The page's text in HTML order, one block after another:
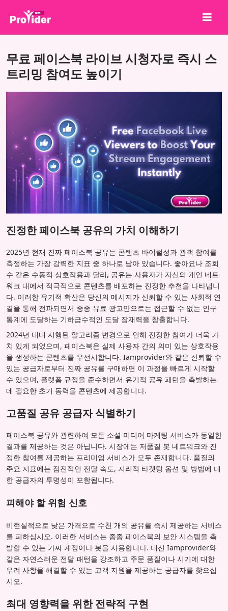
회사 소개
이용약관
블로그
무료 페이스북 라이브 시청자로 즉시 스
트리밍 참여도 높이기
진정한 페이스북 공유의 가치 이해하기
2025년 현재 진짜 페이스북 공유는 콘텐츠 바이럴성과 관객 참여를
측정하는 가장 강력한 지표 중 하나로 남아 있습니다. 좋아요나 조회
수 같은 수동적 상호작용과 달리, 공유는 사용자가 자신의 개인 네트
워크 내에서 적극적으로 콘텐츠를 배포하는 진정한 추천을 나타냅니
다. 이러한 유기적 확산은 당신의 메시지가 신뢰할 수 있는 사회적 연
결을 통해 전파되면서 종종 유료 광고만으로는 접근할 수 없는 인구
통계에 도달하는 기하급수적인 도달 잠재력을 창출합니다.
2024년 내내 시행된 알고리즘 변경으로 인해 진정한 참여가 더욱 가
치 있게 되었으며, 페이스북은 실제 사용자 간의 의미 있는 상호작용
을 생성하는 콘텐츠를 우선시합니다. Iamprovider와 같은 신뢰할 수
있는 공급자로부터 진짜 공유를 구매하면 이 과정을 빠르게 시작할
수 있으며, 플랫폼 규정을 준수하면서 유기적 공유 패턴을 촉발하는
데 필요한 초기 동력을 콘텐츠에 제공합니다.
고품질 공유 공급자 식별하기
페이스북 공유와 관련하여 모든 소셜 미디어 마케팅 서비스가 동일한
결과를 제공하는 것은 아닙니다. 시장에는 저품질 봇 네트워크와 진
정한 참여를 제공하는 프리미엄 서비스가 모두 존재합니다. 품질의
주요 지표에는 점진적인 전달 속도, 지리적 타겟팅 옵션 및 방법에 대
한 공급자의 투명성이 포함됩니다.
피해야 할 위험 신호
비현실적으로 낮은 가격으로 수천 개의 공유를 즉시 제공하는 서비스
를 피하십시오. 이러한 서비스는 종종 페이스북의 보안 시스템을 촉
발할 수 있는 가짜 계정이나 봇을 사용합니다. 대신 Iamprovider와
같은 자연스러운 전달 패턴을 강조하고 주문 품질이나 시기에 대한
우려 사항을 해결할 수 있는 고객 지원을 제공하는 공급자를 찾으십
시오.
최대 영향력을 위한 전략적 구현